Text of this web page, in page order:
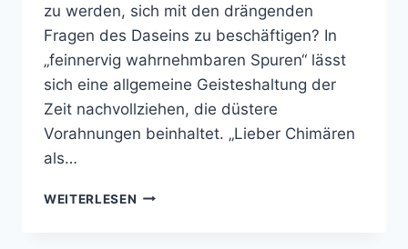
zu werden, sich mit den drängenden
Fragen des Daseins zu beschäftigen? In
„feinnervig wahrnehmbaren Spuren“ lässt
sich eine allgemeine Geisteshaltung der
Zeit nachvollziehen, die düstere
Vorahnungen beinhaltet. „Lieber Chimären
als…
WEITERLESEN TRAUM